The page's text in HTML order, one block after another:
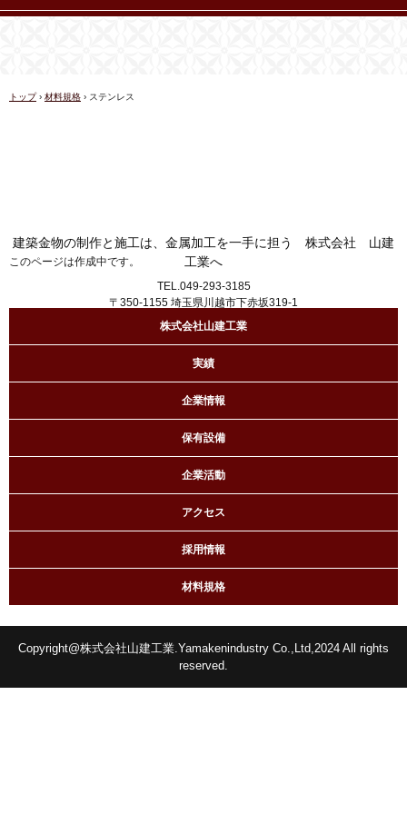
建築金物の制作と施工は、金属加工を一手に担う 株式会社 山建
工業へ
TEL.049-293-3185
〒350-1155 埼玉県川越市下赤坂319-1
トップ › 材料規格 › ステンレス
このページは作成中です。
株式会社山建工業
実績
企業情報
保有設備
企業活動
アクセス
採用情報
材料規格
Copyright@株式会社山建工業.Yamakenindustry Co.,Ltd,2024 All rights
reserved.